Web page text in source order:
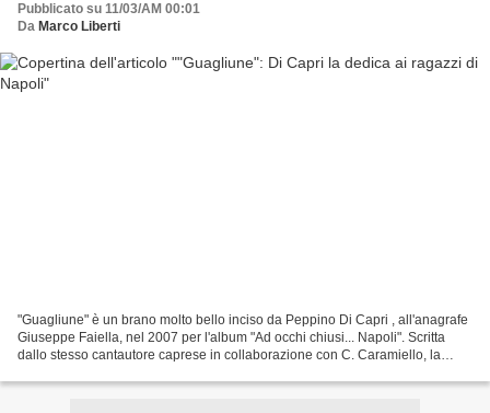
Pubblicato su 11/03/AM 00:01
Da Marco Liberti
"Guagliune" è un brano molto bello inciso da Peppino Di Capri , all'anagrafe
Giuseppe Faiella, nel 2007 per l'album "Ad occhi chiusi... Napoli". Scritta
dallo stesso cantautore caprese in collaborazione con C. Caramiello, la